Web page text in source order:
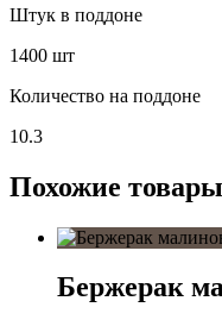
Штук в поддоне
1400 шт
Количество на поддоне
10.3
Похожие товары
Бержерак